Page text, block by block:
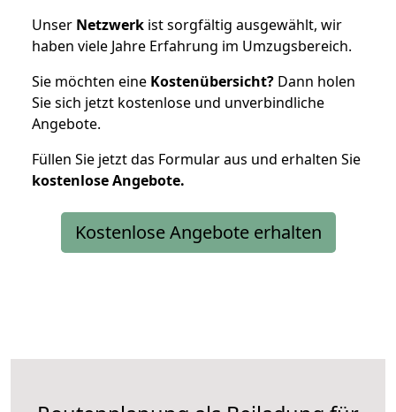
Unser Netzwerk ist sorgfältig ausgewählt, wir
haben viele Jahre Erfahrung im Umzugsbereich.
Sie möchten eine Kostenübersicht? Dann holen
Sie sich jetzt kostenlose und unverbindliche
Angebote.
Füllen Sie jetzt das Formular aus und erhalten Sie
kostenloseAngebote.
Kostenlose Angebote erhalten